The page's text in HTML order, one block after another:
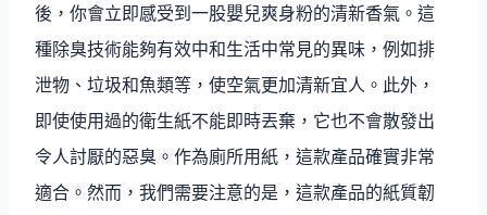
後，你會立即感受到一股嬰兒爽身粉的清新香氣。這
種除臭技術能夠有效中和生活中常見的異味，例如排
泄物、垃圾和魚類等，使空氣更加清新宜人。此外，
即使使用過的衛生紙不能即時丟棄，它也不會散發出
令人討厭的惡臭。作為廁所用紙，這款產品確實非常
適合。然而，我們需要注意的是，這款產品的紙質韌